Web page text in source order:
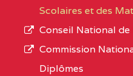
CENTRE
Scolaires et des
Conseil National de
Commission
Diplômes